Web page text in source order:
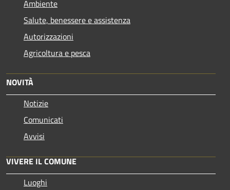
Ambiente
Salute, benessere e assistenza
Autorizzazioni
Agricoltura e pesca
NOVITÀ
Notizie
Comunicati
Avvisi
VIVERE IL COMUNE
Luoghi